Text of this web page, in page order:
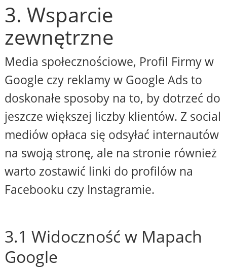
3. Wsparcie
zewnętrzne
Media społecznościowe, Profil Firmy w
Google czy reklamy w Google Ads to
doskonałe sposoby na to, by dotrzeć do
jeszcze większej liczby klientów. Z social
mediów opłaca się odsyłać internautów
na swoją stronę, ale na stronie również
warto zostawić linki do profilów na
Facebooku czy Instagramie.
3.1 Widoczność w Mapach
Google